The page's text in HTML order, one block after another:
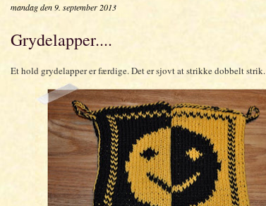
mandag den 9. september 2013
Grydelapper....
Et hold grydelapper er færdige. Det er sjovt at strikke dobbelt strik.